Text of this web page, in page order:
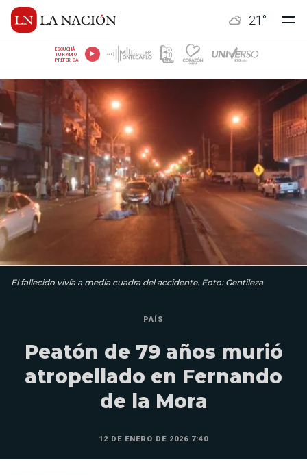
21 °
ESCUCHÁ
TU RADIO
PREFERIDA
El fallecido vivía a media cuadra del accidente. Foto: Gentileza
PAÍS
Peatón de 79 años murió
atropellado en Fernando
de la Mora
12 DE ENERO DE 2026 7:40